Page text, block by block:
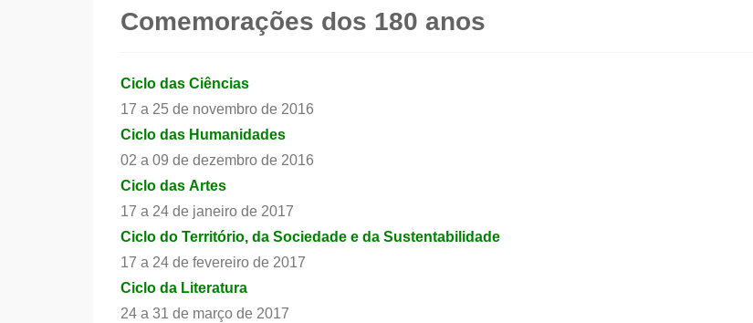
Comemorações dos 180 anos
Ciclo das Ciências
17 a 25 de novembro de 2016
Ciclo das Humanidades
02 a 09 de dezembro de 2016
Ciclo das Artes
17 a 24 de janeiro de 2017
Ciclo do Território, da Sociedade e da Sustentabilidade
17 a 24 de fevereiro de 2017
Ciclo da Literatura
24 a 31 de março de 2017